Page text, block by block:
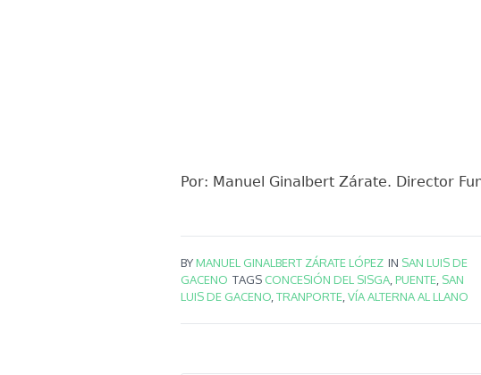
Por: Manuel Ginalbert Zárate. Director
BYMANUEL GINALBERT ZÁRATE LÓPEZ IN SAN LUIS DE
GACENO TAGS CONCESIÓN DEL SISGA PUENTE SAN
LUIS DE GACENO TRANPORTE VÍA ALTERNA AL LLANO